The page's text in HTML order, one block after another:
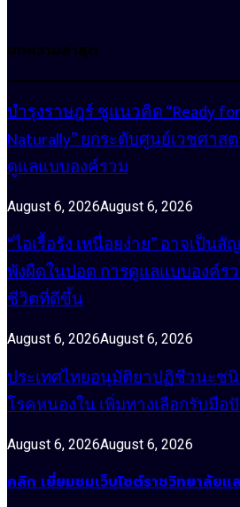
บทความล่าสุด
บำรุงราษฎร์ ชูแนวคิด “Ready
Naturally” ยกระดับศูนย์เวชศา
ดูแลแบบองค์รวม
August 6, 2026August 6, 2026
“ไอเรื้อรัง เหนื่อยง่าย” อาจเป็
พังผืดในปอด การดูแลแบบองค์
ชีวิตที่ดีขึ้น
August 6, 2026August 6, 2026
ประเทศไทยอนุมัติยาปฏิชีวนะช
โรคหนองใน เพิ่มทางเลือกรับมื
August 6, 2026August 6, 2026
คลิก เยี่ยมชมเว็บไซต์ราชวิทยาลัย